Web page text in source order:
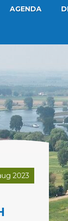
AGENDA
2023